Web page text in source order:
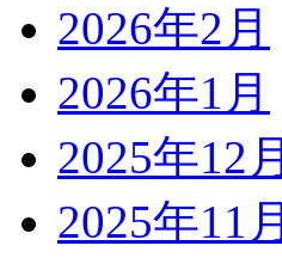
2026年2月
2026年1月
2025年12月
2025年11月